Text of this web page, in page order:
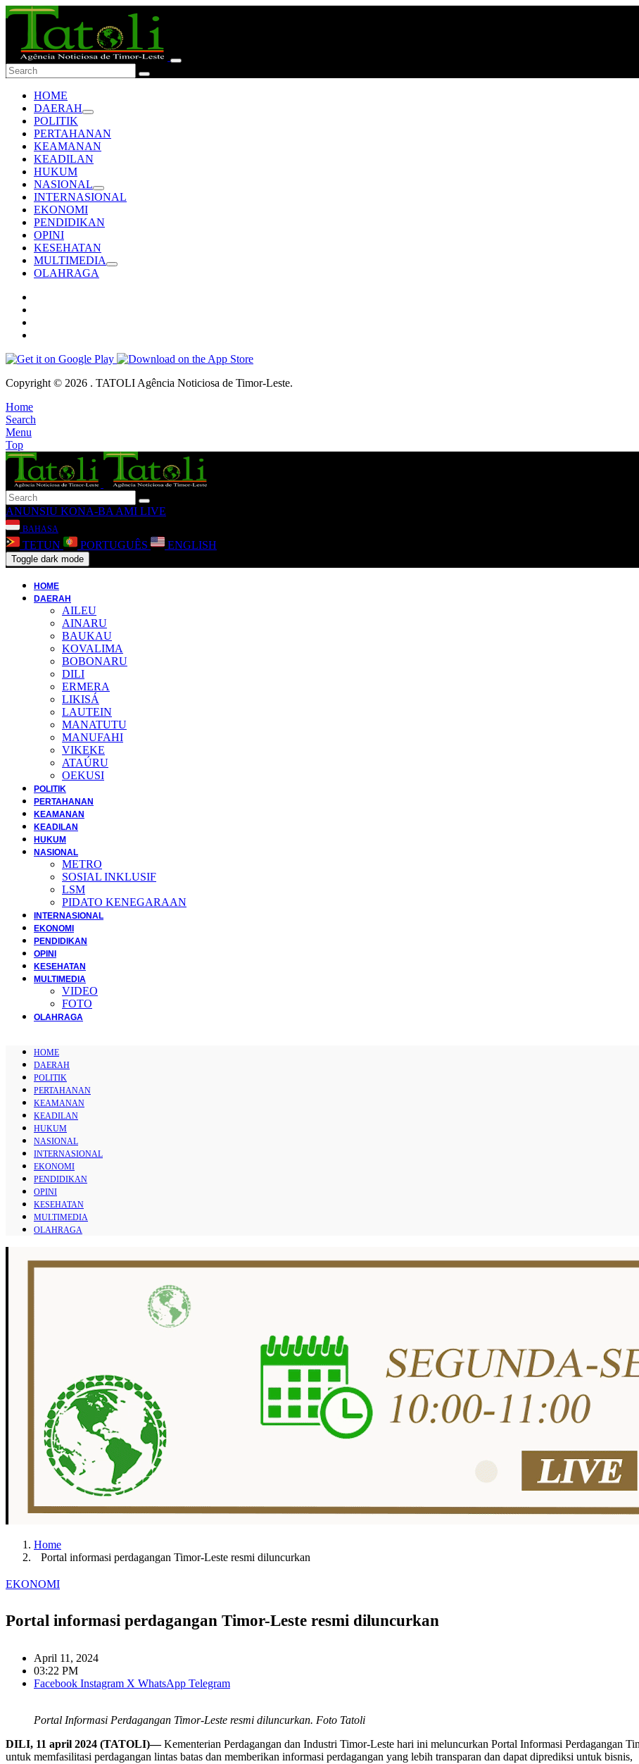
HOME
DAERAH
POLITIK
PERTAHANAN
KEAMANAN
KEADILAN
HUKUM
NASIONAL
INTERNASIONAL
EKONOMI
PENDIDIKAN
OPINI
KESEHATAN
MULTIMEDIA
OLAHRAGA
Copyright © 2026 . TATOLI Agência Noticiosa de Timor-Leste.
Home
Search
Menu
Top
ANUNSIU KONA-BA AMI LIVE
BAHASA
TETUN PORTUGUÊS ENGLISH
Toggle dark mode
HOME
DAERAH
AILEU
AINARU
BAUKAU
KOVALIMA
BOBONARU
DILI
ERMERA
LIKISÁ
LAUTEIN
MANATUTU
MANUFAHI
VIKEKE
ATAÚRU
OEKUSI
POLITIK
PERTAHANAN
KEAMANAN
KEADILAN
HUKUM
NASIONAL
METRO
SOSIAL INKLUSIF
LSM
PIDATO KENEGARAAN
INTERNASIONAL
EKONOMI
PENDIDIKAN
OPINI
KESEHATAN
MULTIMEDIA
VIDEO
FOTO
OLAHRAGA
HOME
DAERAH
POLITIK
PERTAHANAN
KEAMANAN
KEADILAN
HUKUM
NASIONAL
INTERNASIONAL
EKONOMI
PENDIDIKAN
OPINI
KESEHATAN
MULTIMEDIA
OLAHRAGA
Home
Portal informasi perdagangan Timor-Leste resmi diluncurkan
EKONOMI
Portal informasi perdagangan Timor-Leste resmi diluncurkan
April 11, 2024
03:22 PM
Facebook Instagram X WhatsApp Telegram
Portal Informasi Perdagangan Timor-Leste resmi diluncurkan. Foto Tatoli
DILI, 11 april 2024 (TATOLI)—Kementerian Perdagangan dan Industri Timor-Leste hari ini meluncurkan Portal Informasi Perdagangan
untuk memfasilitasi perdagangan lintas batas dan memberikan informasi perdagangan yang lebih transparan dan dapat diprediksi untuk bisnis,